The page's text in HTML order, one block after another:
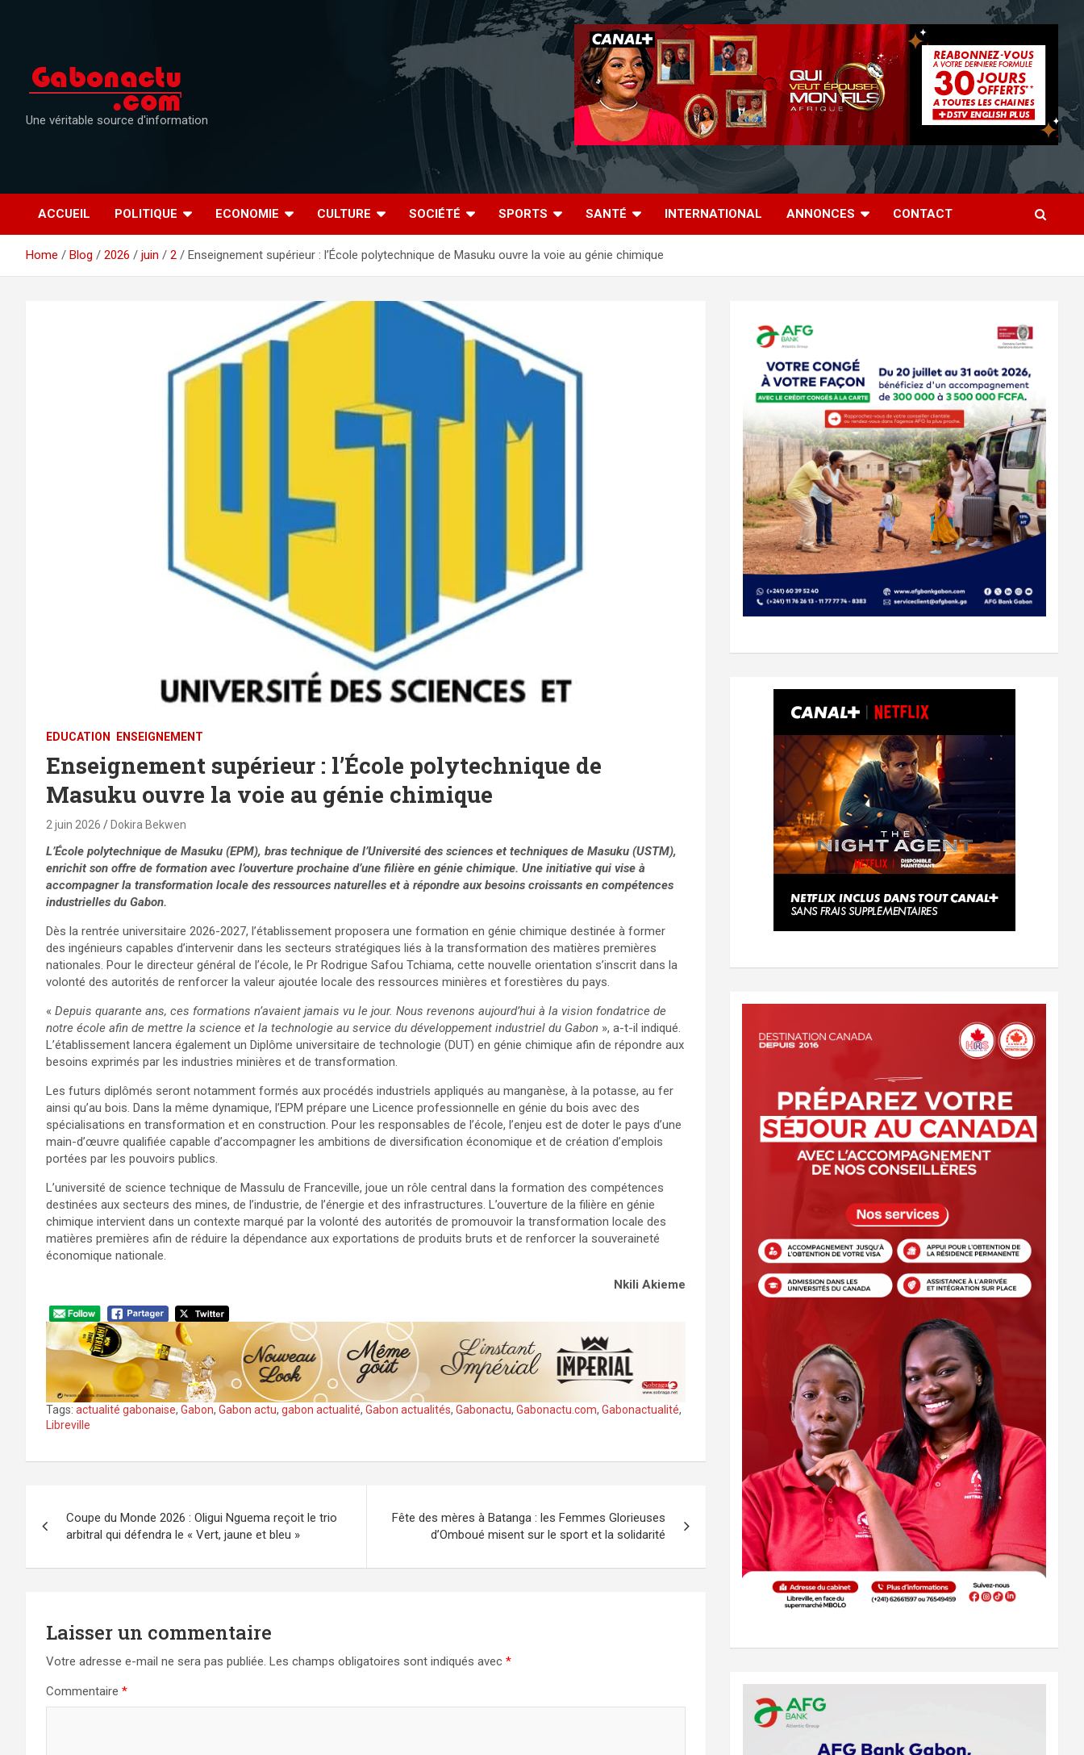
Une véritable source d'information
ACCUEIL POLITIQUE ECONOMIE CULTURE SOCIÉTÉ SPORTS SANTÉ INTERNATIONAL ANNONCES CONTACT
Home Blog 2026 juin 2 Enseignement supérieur : l’École polytechnique de Masuku ouvre la voie au génie chimique
EDUCATION ENSEIGNEMENT
Enseignement supérieur : l’École polytechnique de
Masuku ouvre la voie au génie chimique
2 juin 2026 Dokira Bekwen
L’École polytechnique de Masuku (EPM), bras technique de l’Université des sciences et techniques de Masuku (USTM),
enrichit son offre de formation avec l’ouverture prochaine d’une filière en génie chimique. Une initiative qui vise à
accompagner la transformation locale des ressources naturelles et à répondre aux besoins croissants en compétences
industrielles du Gabon.
Dès la rentrée universitaire 2026-2027, l’établissement proposera une formation en génie chimique destinée à former
des ingénieurs capables d’intervenir dans les secteurs stratégiques liés à la transformation des matières premières
nationales. Pour le directeur général de l’école, le Pr Rodrigue Safou Tchiama, cette nouvelle orientation s’inscrit dans la
volonté des autorités de renforcer la valeur ajoutée locale des ressources minières et forestières du pays.
« Depuis quarante ans, ces formations n’avaient jamais vu le jour. Nous revenons aujourd’hui à la vision fondatrice de
notre école afin de mettre la science et la technologie au service du développement industriel du Gabon », a-t-il indiqué.
L’établissement lancera également un Diplôme universitaire de technologie (DUT) en génie chimique afin de répondre aux
besoins exprimés par les industries minières et de transformation.
Les futurs diplômés seront notamment formés aux procédés industriels appliqués au manganèse, à la potasse, au fer
ainsi qu’au bois. Dans la même dynamique, l’EPM prépare une Licence professionnelle en génie du bois avec des
spécialisations en transformation et en construction. Pour les responsables de l’école, l’enjeu est de doter le pays d’une
main-d’œuvre qualifiée capable d’accompagner les ambitions de diversification économique et de création d’emplois
portées par les pouvoirs publics.
L’université de science technique de Massulu de Franceville, joue un rôle central dans la formation des compétences
destinées aux secteurs des mines, de l’industrie, de l’énergie et des infrastructures. L’ouverture de la filière en génie
chimique intervient dans un contexte marqué par la volonté des autorités de promouvoir la transformation locale des
matières premières afin de réduire la dépendance aux exportations de produits bruts et de renforcer la souveraineté
économique nationale.
Nkili Akieme
Tags: actualité gabonaise, Gabon, Gabon actu, gabon actualité, Gabon actualités, Gabonactu, Gabonactu.com, Gabonactualité,
Libreville
de
l’article
Coupe du Monde 2026 : Oligui Nguema reçoit le trio
arbitral qui défendra le « Vert, jaune et bleu »
Fête des mères à Batanga : les Femmes Glorieuses
d’Omboué misent sur le sport et la solidarité
Laisser un commentaire
Votre adresse e-mail ne sera pas publiée. Les champs obligatoires sont indiqués avec *
Commentaire *